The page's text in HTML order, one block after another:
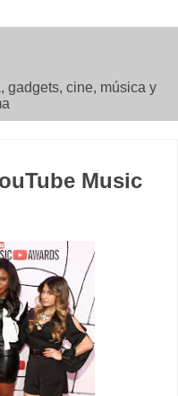
gadgets, cine, música y
Music